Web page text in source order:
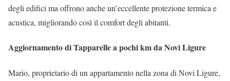
degli edifici ma offrono anche un’eccellente protezione termica e
acustica, migliorando così il comfort degli abitanti.
Aggiornamento di Tapparelle a pochi km da Novi Ligure
Mario, proprietario di un appartamento nella zona di Novi Ligure,